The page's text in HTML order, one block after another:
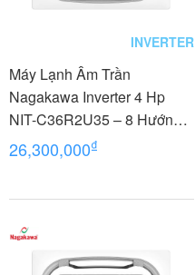
INVERTER
Máy Lạnh Âm Trần
Nagakawa Inverter 4 Hp
NIT-C36R2U35 – 8 Hướng
Thổi
26,300,000₫